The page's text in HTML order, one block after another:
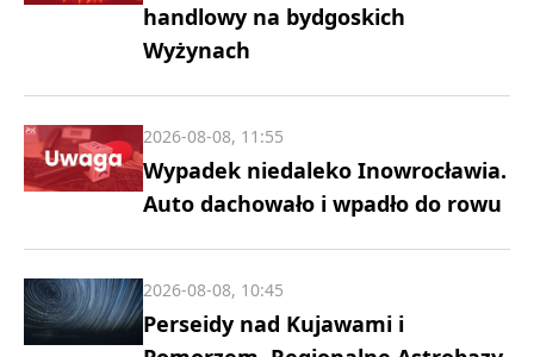
handlowy na bydgoskich
Wyżynach
Wypadek niedaleko Inowrocławia.
Auto dachowało i wpadło do rowu
2026-08-08, 11:55
Perseidy nad Kujawami i
2026-08-08, 10:45